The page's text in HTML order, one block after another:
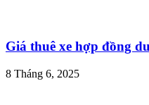
Giá thuê xe hợp đồng
8 Tháng 6, 2025